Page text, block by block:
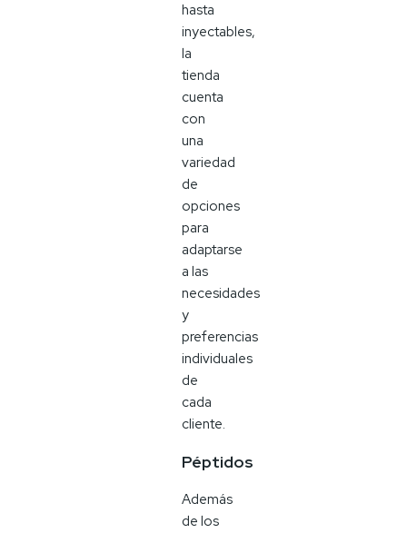
hasta
inyectables,
la
tienda
cuenta
con
una
variedad
de
opciones
para
adaptarse
a las
necesidades
y
preferencias
individuales
de
cada
cliente.
Péptidos
Además
de los